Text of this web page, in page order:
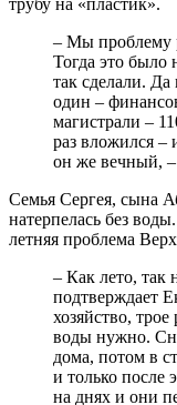
трубу на «пластик».
– Мы проблему
Тогда это было
так сделали. Да
один –
магистрали –
раз вложился –
он же вечный, –
Семья Сергея, сына
натерпелась без
летняя проблема
– Как лето, так
подтверждает
хозяйство,
воды нужно.
дома, потом в
и только после
на днях и они